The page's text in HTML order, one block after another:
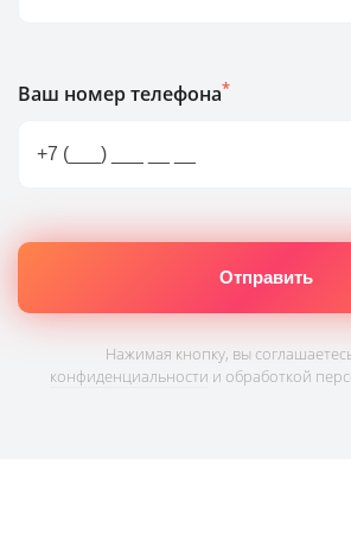
Ваш номер телефона*
Нажимая кнопку, вы
конфиденциальности и обработкой